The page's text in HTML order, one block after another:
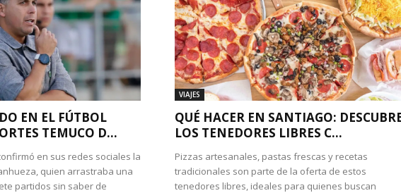
EN EL FÚTBOL
TEMUCO D...
en sus redes sociales la
quien arrastraba una
partidos sin saber de
VIAJES
QUÉ HACER EN SANTIAGO:
LOS TENEDORES LIBRES C...
Pizzas artesanales, pastas frescas y recetas
tradicionales son parte de la oferta de estos
tenedores libres, ideales para quienes buscan